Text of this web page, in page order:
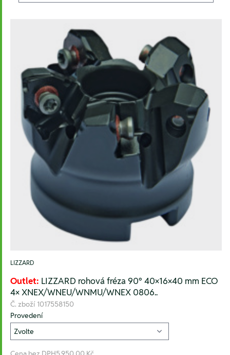
LIZZARD
Outlet: LIZZARD rohová fréza 90° 40×16×40 mm ECO
4× XNEX/WNEU/WNMU/WNEX 0806..
Č. zboží 1017558150
Provedení